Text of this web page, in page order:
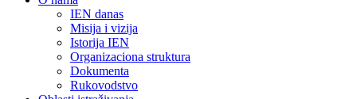
IEN danas
Misija i vizija
Istorija IEN
Organizaciona struktura
Dokumenta
Rukovodstvo